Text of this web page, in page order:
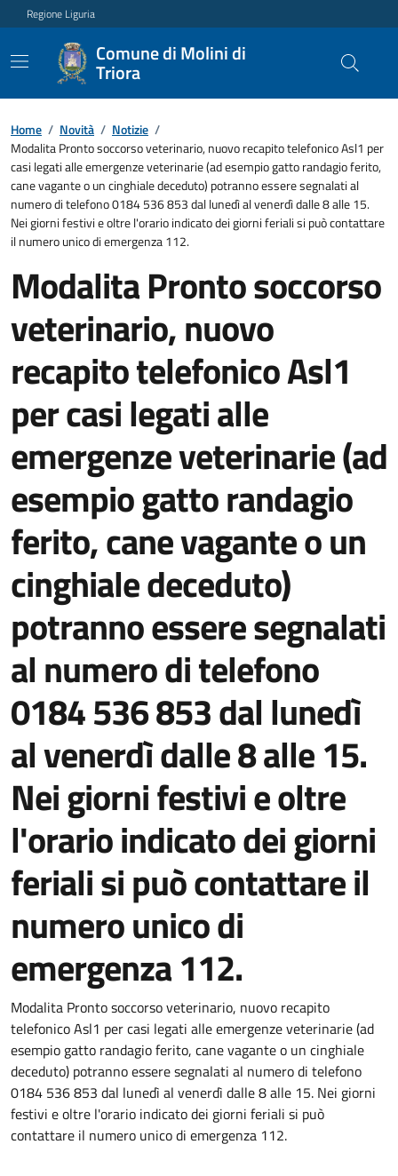
Regione Liguria
Comune di Molini di
Triora
Home / Novità / Notizie /
Modalita Pronto soccorso veterinario, nuovo recapito telefonico Asl1 per
casi legati alle emergenze veterinarie (ad esempio gatto randagio ferito,
cane vagante o un cinghiale deceduto) potranno essere segnalati al
numero di telefono 0184 536 853 dal lunedì al venerdì dalle 8 alle 15.
Nei giorni festivi e oltre l'orario indicato dei giorni feriali si può contattare
il numero unico di emergenza 112.
Modalita Pronto soccorso
veterinario, nuovo
recapito telefonico Asl1
per casi legati alle
emergenze veterinarie (ad
esempio gatto randagio
ferito, cane vagante o un
cinghiale deceduto)
potranno essere segnalati
al numero di telefono
0184 536 853 dal lunedì
al venerdì dalle 8 alle 15.
Nei giorni festivi e oltre
l'orario indicato dei giorni
feriali si può contattare il
numero unico di
emergenza 112.
Modalita Pronto soccorso veterinario, nuovo recapito
telefonico Asl1 per casi legati alle emergenze veterinarie (ad
esempio gatto randagio ferito, cane vagante o un cinghiale
deceduto) potranno essere segnalati al numero di telefono
0184 536 853 dal lunedì al venerdì dalle 8 alle 15. Nei giorni
festivi e oltre l'orario indicato dei giorni feriali si può
contattare il numero unico di emergenza 112.